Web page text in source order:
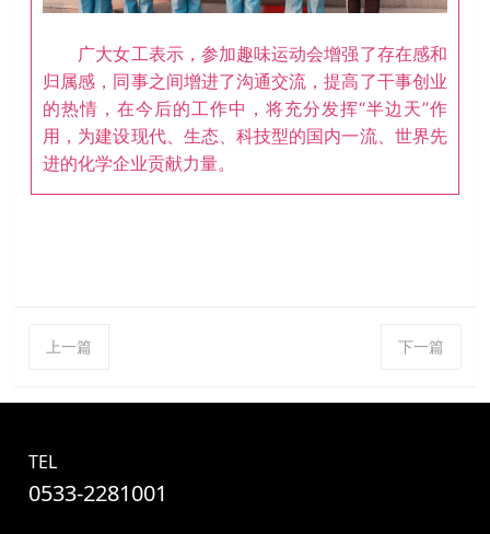
广大女工表示，参加趣味运动会增强了存在感和
归属感，同事之间增进了沟通交流，提高了干事创业
的热情，在今后的工作中，将充分发挥“半边天”作
用，为建设现代、生态、科技型的国内一流、世界先
进的化学企业贡献力量。
上一篇 下一篇
TEL
0533-2281001